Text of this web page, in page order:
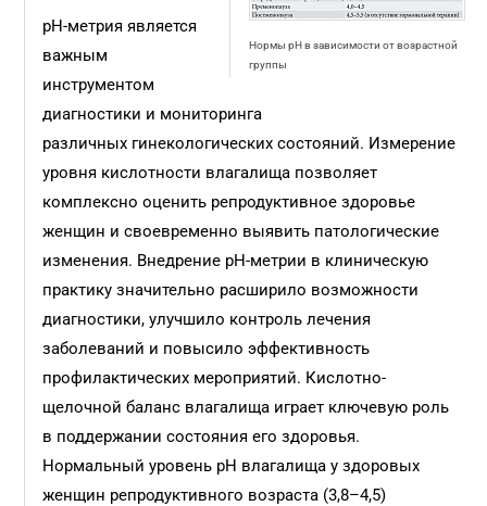
Нормы pH в зависимости от возрастной
группы
pH-метрия является
важным
инструментом
диагнос­тики и мониторинга
различных гинекологических состояний. Измерение
уровня кислотности влагалища позволяет
комплексно оценить репродуктивное здоровье
женщин и своевременно выявить патологические
изменения. Внедрение pH-метрии в клиническую
практику значительно расширило возможности
диагностики, улучшило контроль лечения
заболеваний и повысило эффективность
профилактических мероприятий. Кислотно-
щелочной баланс влагалища играет ключевую роль
в под­держании состояния его здоровья.
Нормальный уровень pH влагалища у здоровых
женщин репродуктивного возраста (3,8–4,5)